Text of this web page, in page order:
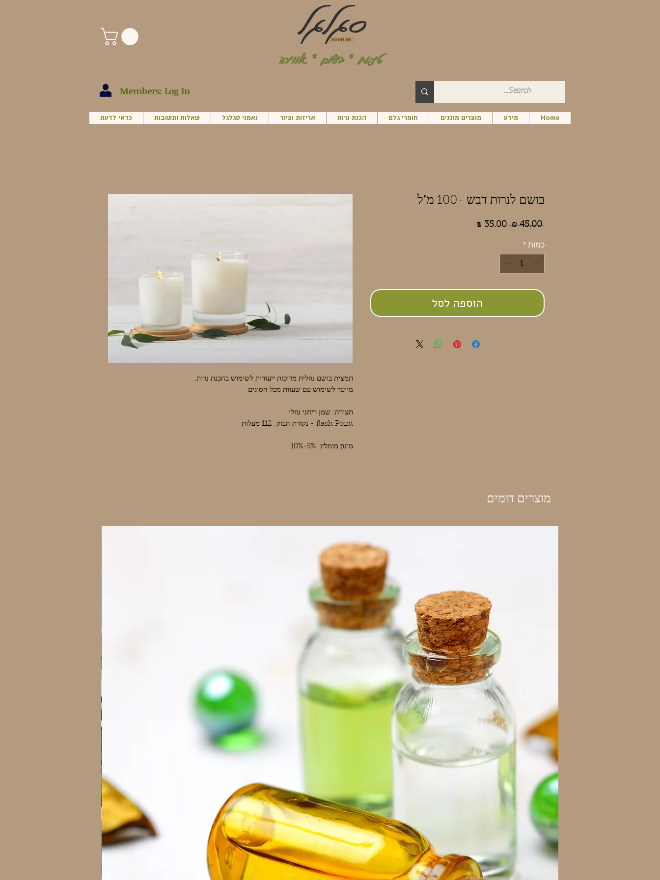
טיפוח * בישום * אווירה
Members: Log In
Home מידע מוצרים מוכנים חומרי גלם הכנת נרות אריזות וציוד נאמני סגלגל שאלות ותשובות כדאי לדעת
תמצית בושם נוזלית מרוכזת ייעודית לשימוש בהכנת נרות.
מיועד לשימוש עם שעוות מכל הסוגים
תצורה: שמן ריחני נוזלי
flash Point - נקודת הבזק: 112 מעלות
מינון מומלץ: 5%-10%
בושם לנרות דבש -100 מ"ל
‏45.00 ‏₪
מחיר
‏35.00 ‏₪
כמות *
הוספה לסל
מוצרים דומים